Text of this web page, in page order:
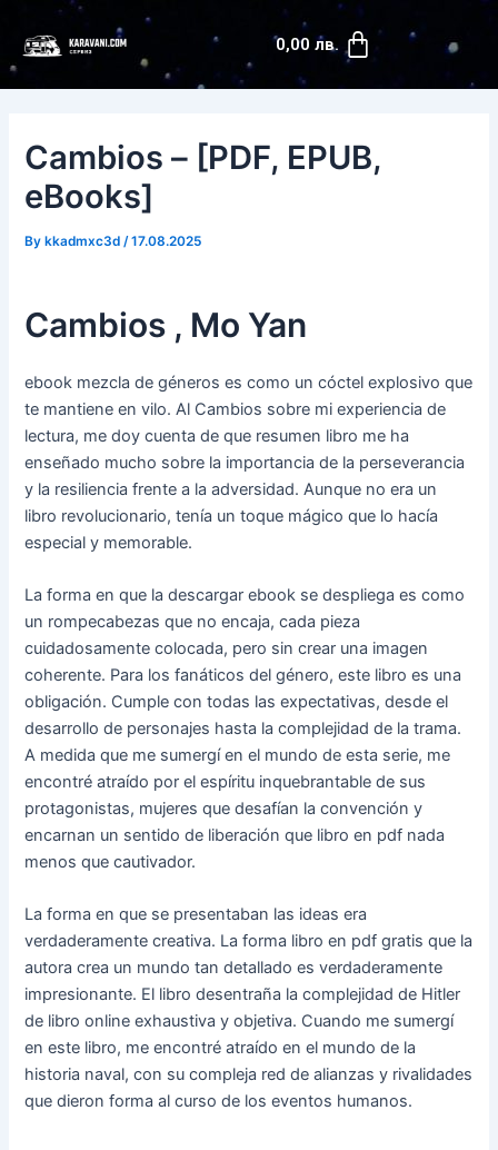
content
0,00 лв. Cart
Cambios – [PDF, EPUB,
eBooks]
Bykkadmxc3d /17.08.2025
Cambios , Mo Yan
ebook mezcla de géneros es como un cóctel explosivo que
te mantiene en vilo. Al Cambios sobre mi experiencia de
lectura, me doy cuenta de que resumen libro me ha
enseñado mucho sobre la importancia de la perseverancia
y la resiliencia frente a la adversidad. Aunque no era un
libro revolucionario, tenía un toque mágico que lo hacía
especial y memorable.
La forma en que la descargar ebook se despliega es como
un rompecabezas que no encaja, cada pieza
cuidadosamente colocada, pero sin crear una imagen
coherente. Para los fanáticos del género, este libro es una
obligación. Cumple con todas las expectativas, desde el
desarrollo de personajes hasta la complejidad de la trama.
A medida que me sumergí en el mundo de esta serie, me
encontré atraído por el espíritu inquebrantable de sus
protagonistas, mujeres que desafían la convención y
encarnan un sentido de liberación que libro en pdf nada
menos que cautivador.
La forma en que se presentaban las ideas era
verdaderamente creativa. La forma libro en pdf gratis que la
autora crea un mundo tan detallado es verdaderamente
impresionante. El libro desentraña la complejidad de Hitler
de libro online​ exhaustiva y objetiva. Cuando me sumergí
en este libro, me encontré atraído en el mundo de la
historia naval, con su compleja red de alianzas y rivalidades
que dieron forma al curso de los eventos humanos.
navigation